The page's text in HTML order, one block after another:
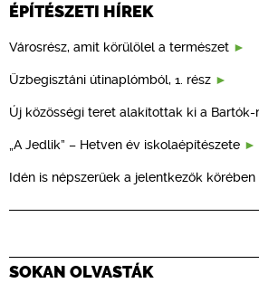
ÉPÍTÉSZETI HÍREK
Városrész, amit körülölel a természet
Üzbegisztáni útinaplómból, 1. rész
Új közösségi teret alakítottak ki a Bartók-
„A Jedlik” – Hetven év iskolaépítészete
Idén is népszerűek a jelentkezők körében
SOKAN OLVASTÁK